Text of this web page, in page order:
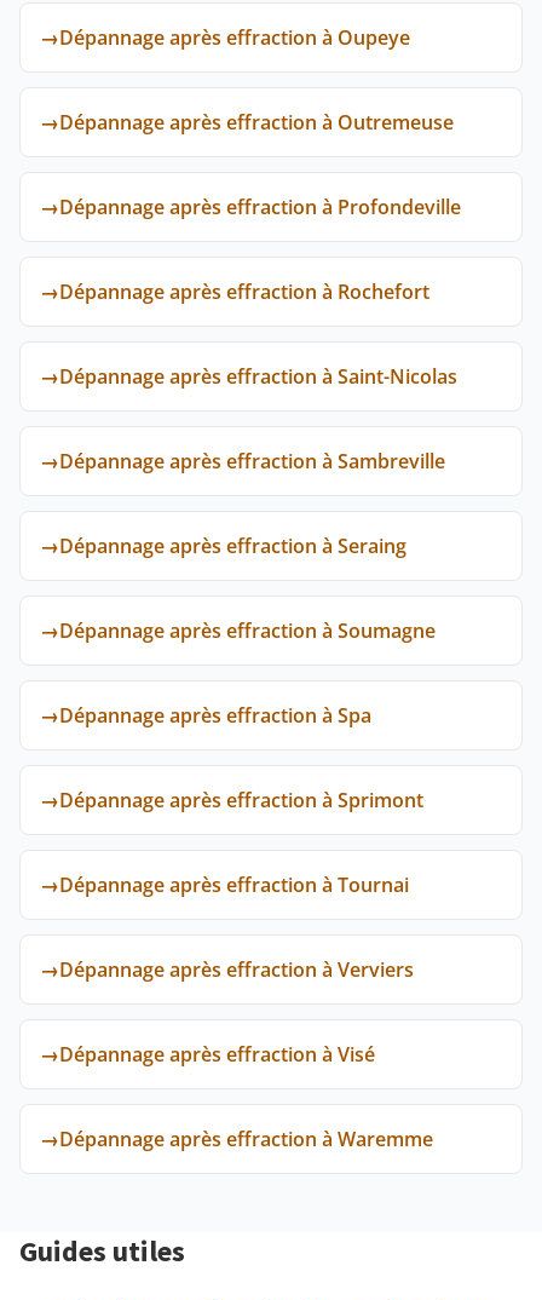
→Dépannage après effraction à Oupeye
→Dépannage après effraction à Outremeuse
→Dépannage après effraction à Profondeville
→Dépannage après effraction à Rochefort
→Dépannage après effraction à Saint-Nicolas
→Dépannage après effraction à Sambreville
→Dépannage après effraction à Seraing
→Dépannage après effraction à Soumagne
→Dépannage après effraction à Spa
→Dépannage après effraction à Sprimont
→Dépannage après effraction à Tournai
→Dépannage après effraction à Verviers
→Dépannage après effraction à Visé
→Dépannage après effraction à Waremme
Guides utiles